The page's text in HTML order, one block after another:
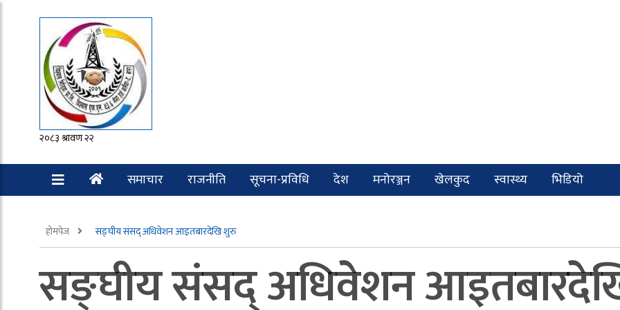
२०८३ श्रावण २२
समाचार राजनीति सूचना-प्रविधि देश मनोरञ्जन खेलकुद स्वास्थ्य
भिडियो
होमपेज सङ्घीय संसद् अधिवेशन आइतबारदेखि शुरु
सङ्घीय संसद् अधिवेशन